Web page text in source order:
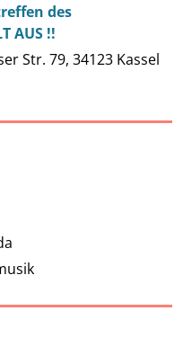
des
AUS !!
Str. 79, 34123 Kassel